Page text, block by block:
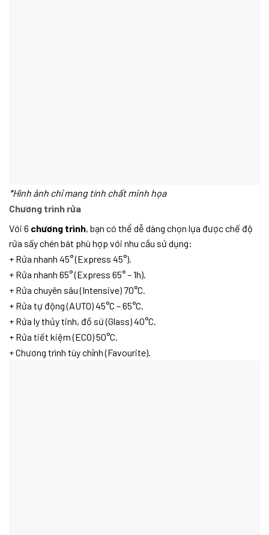
*Hình ảnh chỉ mang tính chất minh họa
Chương trình rửa
Với 6 chương trình, bạn có thể dễ dàng chọn lựa được chế độ
rửa sấy chén bát phù hợp với nhu cầu sử dụng:
+ Rửa nhanh 45° (Express 45°).
+ Rửa nhanh 65° (Express 65° – 1h).
+ Rửa chuyên sâu (Intensive) 70°C.
+ Rửa tự động (AUTO) 45°C – 65°C.
+ Rửa ly thủy tinh, đồ sứ (Glass) 40°C.
+ Rửa tiết kiệm (ECO) 50°C.
+ Chương trình tùy chỉnh (Favourite).